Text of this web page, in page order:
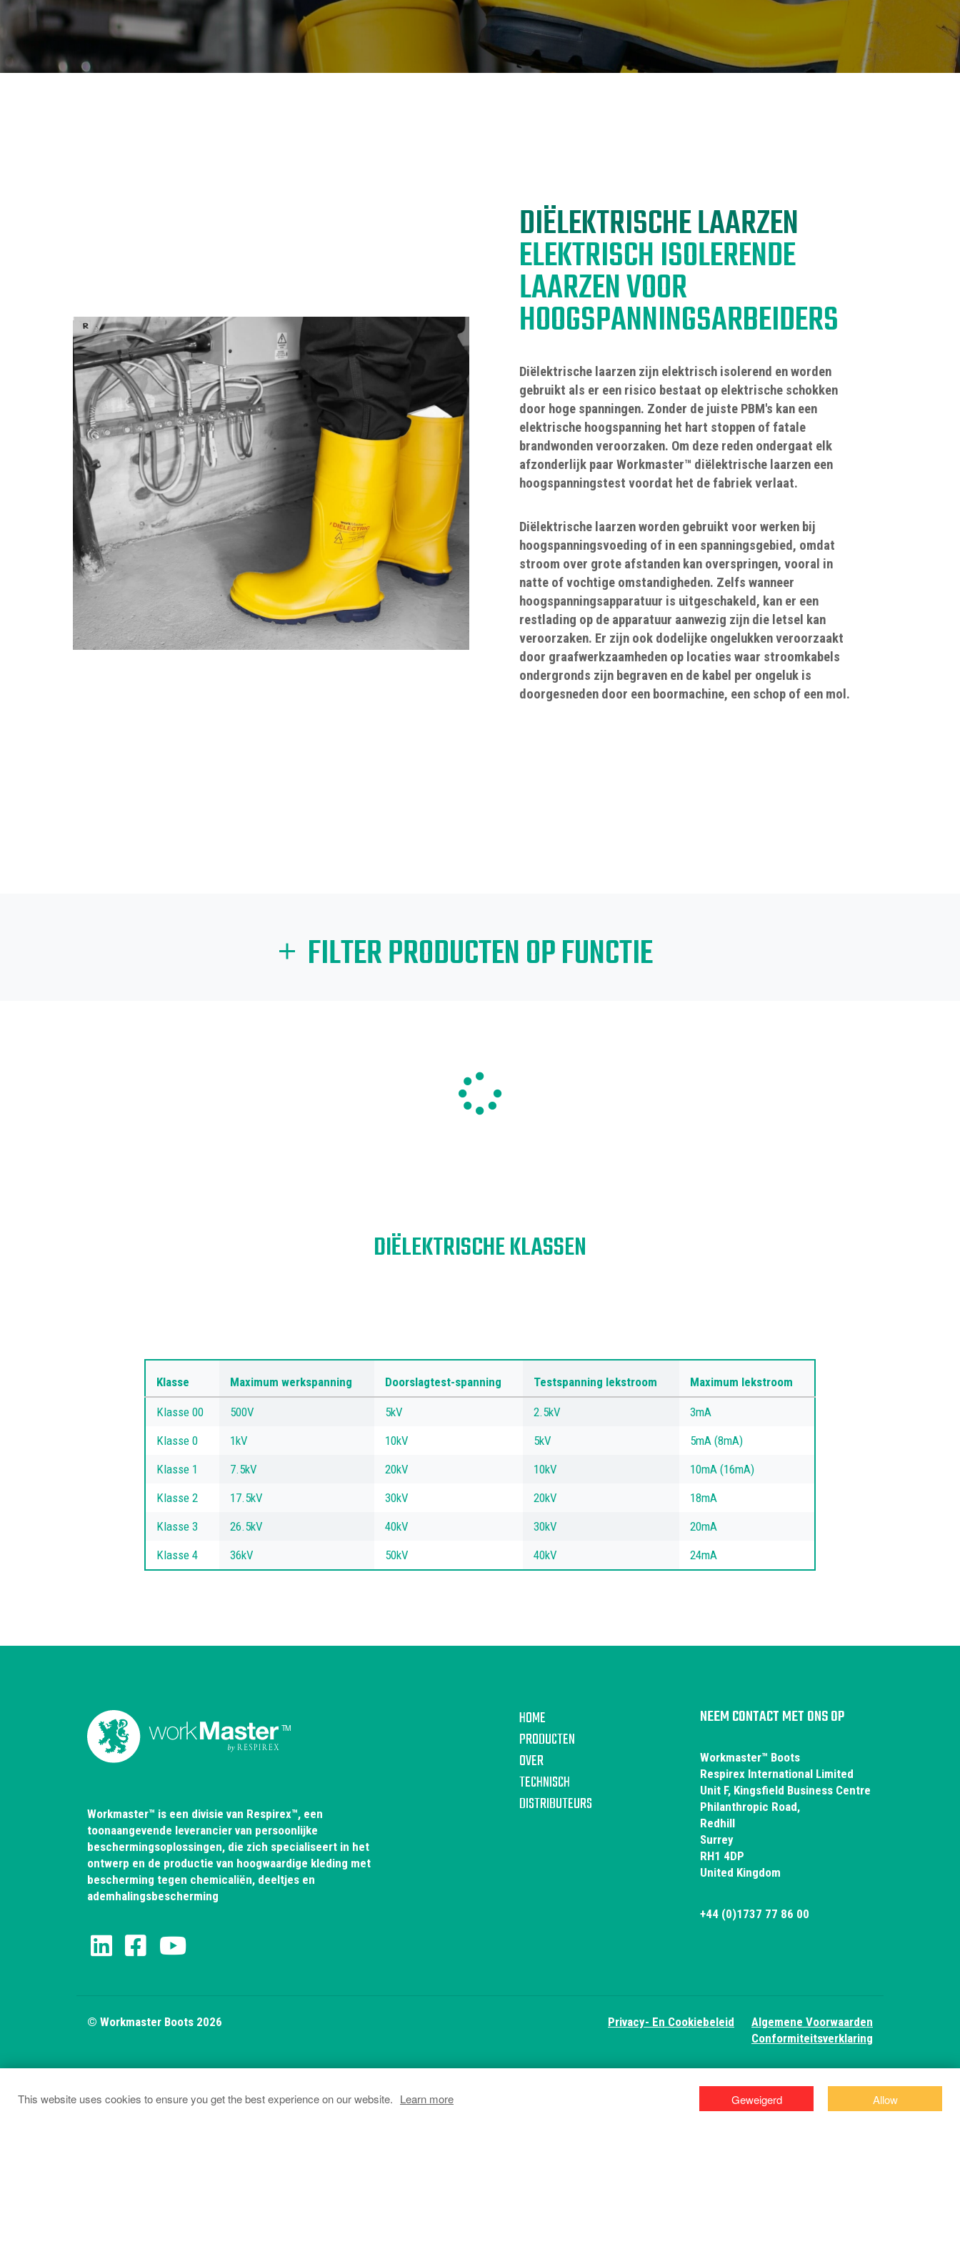
This website uses cookies to ensure you get the best experience on our website. Learn more Geweigerd Allow
EEN REVOLUTIE IN VEILIGHEIDSSCHOENEN: MAAK KENNIS MET DE DIELECTRIC PRO
NCT EUROPE 2025
DIËLEKTRISCHE LAARZEN
ELEKTRISCH ISOLERENDE
LAARZEN VOOR
HOOGSPANNINGSARBEIDERS
Diëlektrische laarzen zijn elektrisch isolerend en worden
gebruikt als er een risico bestaat op elektrische schokken
door hoge spanningen. Zonder de juiste PBM's kan een
elektrische hoogspanning het hart stoppen of fatale
brandwonden veroorzaken. Om deze reden ondergaat elk
afzonderlijk paar Workmaster™ diëlektrische laarzen een
hoogspanningstest voordat het de fabriek verlaat.
Diëlektrische laarzen worden gebruikt voor werken bij
hoogspanningsvoeding of in een spanningsgebied, omdat
stroom over grote afstanden kan overspringen, vooral in
natte of vochtige omstandigheden. Zelfs wanneer
hoogspanningsapparatuur is uitgeschakeld, kan er een
restlading op de apparatuur aanwezig zijn die letsel kan
veroorzaken. Er zijn ook dodelijke ongelukken veroorzaakt
door graafwerkzaamheden op locaties waar stroomkabels
ondergronds zijn begraven en de kabel per ongeluk is
doorgesneden door een boormachine, een schop of een mol.
FILTER PRODUCTEN OP FUNCTIE
DIËLEKTRISCHE KLASSEN
Klasse Maximum werkspanning Doorslagtest-spanning Testspanning lekstroom Maximum lekstroom
Klasse 00 500V 5kV 2.5kV
3mA
Klasse 0
1kV 10kV 5kV
5mA (8mA)
Klasse 1
7.5kV 20kV 10kV
10mA (16mA)
Klasse 2
17.5kV 30kV 20kV
18mA
Klasse 3
26.5kV 40kV 30kV
20mA
Klasse 4
36kV 50kV 40kV 24mA
Workmaster™ is een divisie van Respirex™, een
toonaangevende leverancier van persoonlijke
beschermingsoplossingen, die zich specialiseert in het
ontwerp en de productie van hoogwaardige kleding met
bescherming tegen chemicaliën, deeltjes en
ademhalingsbescherming
HOME
PRODUCTEN
OVER
TECHNISCH
DISTRIBUTEURS
NEEM CONTACT MET ONS OP
Workmaster™ Boots
Respirex International Limited
Unit F, Kingsfield Business Centre
Philanthropic Road,
Redhill
Surrey
RH1 4DP
United Kingdom
+44 (0)1737 77 86 00
© Workmaster Boots 2026 Privacy- En Cookiebeleid
Algemene Voorwaarden
Conformiteitsverklaring